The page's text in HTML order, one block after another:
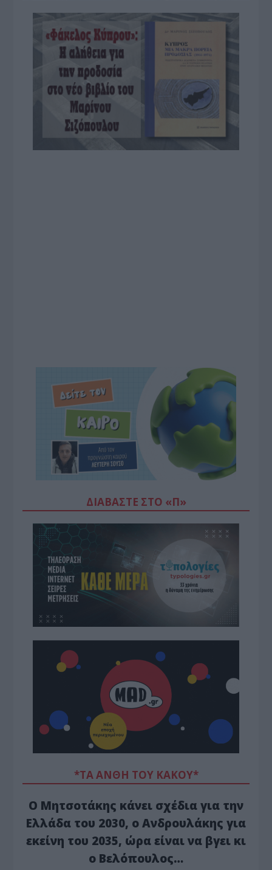
ΔΙΑΒΆΣΤΕ ΣΤΟ «Π»
*ΤΑ ΆΝΘΗ ΤΟΥ ΚΑΚΟΎ*
Ο Μητσοτάκης κάνει σχέδια για την
Ελλάδα του 2030, ο Ανδρουλάκης για
εκείνη του 2035, ώρα είναι να βγει κι
ο Βελόπουλος…